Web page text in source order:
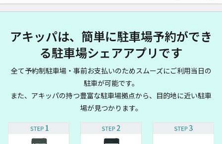
アキッパは、簡単に駐車場予約ができ
る駐車場シェアアプリです
全て予約制駐車場・事前お支払いのためスムーズにご利用当日の
駐車が可能です。
また、アキッパの持つ豊富な駐車場拠点から、目的地に近い駐車
場が見つかります。